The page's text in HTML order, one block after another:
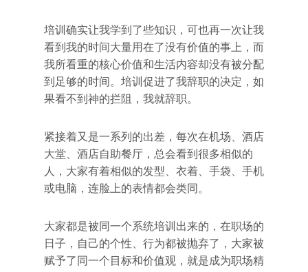
培训确实让我学到了些知识，可也再一次让我
看到我的时间大量用在了没有价值的事上，而
我所看重的核心价值和生活内容却没有被分配
到足够的时间。培训促进了我辞职的决定，如
果看不到神的拦阻，我就辞职。
紧接着又是一系列的出差，每次在机场、酒店
大堂、酒店自助餐厅，总会看到很多相似的
人，大家有着相似的发型、衣着、手袋、手机
或电脑，连脸上的表情都会类同。
大家都是被同一个系统培训出来的，在职场的
日子，自己的个性、行为都被抛弃了，大家被
赋予了同一个目标和价值观，就是成为职场精